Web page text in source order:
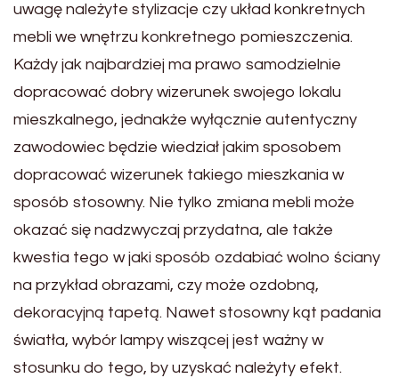
uwagę należyte stylizacje czy układ konkretnych
mebli we wnętrzu konkretnego pomieszczenia.
Każdy jak najbardziej ma prawo samodzielnie
dopracować dobry wizerunek swojego lokalu
mieszkalnego, jednakże wyłącznie autentyczny
zawodowiec będzie wiedział jakim sposobem
dopracować wizerunek takiego mieszkania w
sposób stosowny. Nie tylko zmiana mebli może
okazać się nadzwyczaj przydatna, ale także
kwestia tego w jaki sposób ozdabiać wolno ściany
na przykład obrazami, czy może ozdobną,
dekoracyjną tapetą. Nawet stosowny kąt padania
światła, wybór lampy wiszącej jest ważny w
stosunku do tego, by uzyskać należyty efekt.